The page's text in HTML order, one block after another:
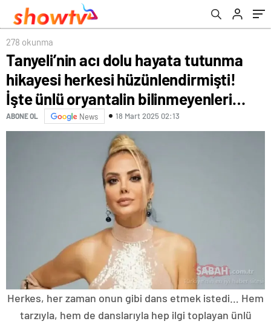
oryantalin bilinmeyenleri…
278 okunma
Tanyeli’nin acı dolu hayata tutunma
hikayesi herkesi hüzünlendirmişti!
İşte ünlü oryantalin bilinmeyenleri…
ABONE OL News 18 Mart 2025 02:13
Herkes, her zaman onun gibi dans etmek istedi… Hem
tarzıyla, hem de danslarıyla hep ilgi toplayan ünlü